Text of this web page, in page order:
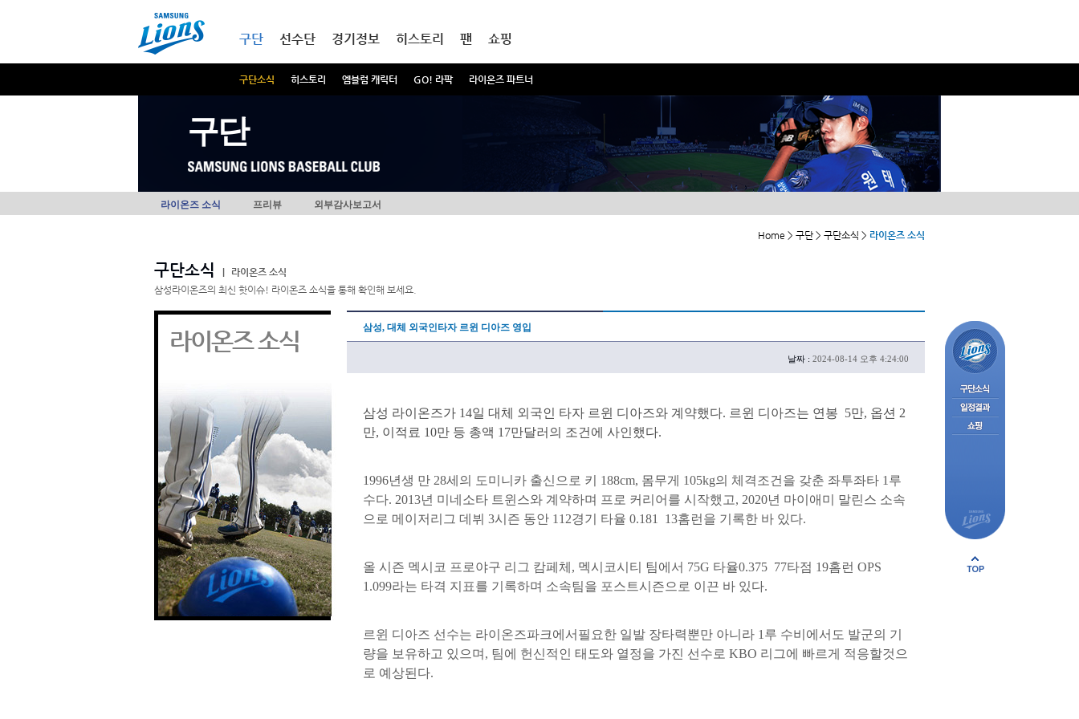
구단
구단소식 히스토리 엠블럼 캐릭터 GO! 라팍 라이온즈 파트너
선수단 경기정보 히스토리 팬 쇼핑
구단
라이온즈 소식 프리뷰 외부감사보고서
Home > 구단 > 구단소식 > 라이온즈 소식
구단소식
라이온즈 소식
삼성라이온즈의 최신 핫이슈! 라이온즈 소식을 통해 확인해 보세요.
라이온즈 소식 삼성, 대체 외국인타자 르윈 디아즈 영입
날짜 : 2024-08-14 오후 4:24:00
삼성 라이온즈가 14일 대체 외국인 타자 르윈 디아즈와 계약했다. 르윈 디아즈는 연봉 5만, 옵션 2
만, 이적료 10만 등 총액 17만달러의 조건에 사인했다.
1996년생 만 28세의 도미니카 출신으로 키 188cm, 몸무게 105kg의 체격조건을 갖춘 좌투좌타 1루
수다. 2013년 미네소타 트윈스와 계약하며 프로 커리어를 시작했고, 2020년 마이애미 말린스 소속
으로 메이저리그 데뷔 3시즌 동안 112경기 타율 0.181 13홈런을 기록한 바 있다.
올 시즌 멕시코 프로야구 리그 캄페체, 멕시코시티 팀에서 75G 타율0.375 77타점 19홈런 OPS
1.099라는 타격 지표를 기록하며 소속팀을 포스트시즌으로 이끈 바 있다.
르윈 디아즈 선수는 라이온즈파크에서필요한 일발 장타력뿐만 아니라 1루 수비에서도 발군의 기
량을 보유하고 있으며, 팀에 헌신적인 태도와 열정을 가진 선수로 KBO 리그에 빠르게 적응할것으
로 예상된다.